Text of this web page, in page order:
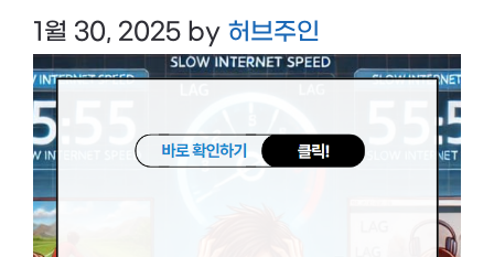
1월 30, 2025 by 허브주인